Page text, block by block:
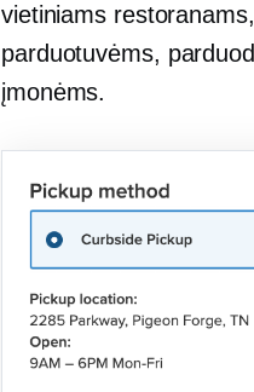
vietiniams
parduotuvėms,
įmonėms.